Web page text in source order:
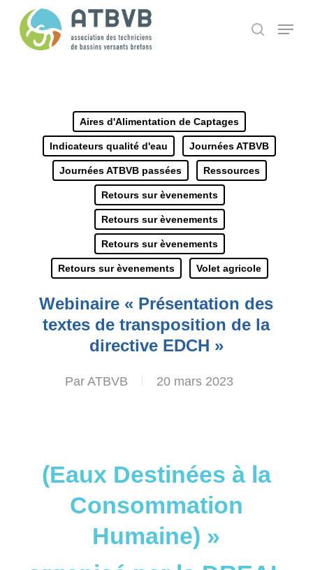
search
Menu
Aires d'Alimentation de Captages
Indicateurs qualité d'eau Journées ATBVB
Journées ATBVB passées Ressources
Retours sur èvenements
Retours sur èvenements
Retours sur èvenements
Retours sur èvenements Volet agricole
Webinaire « Présentation des
textes de transposition de la
directive EDCH »
Par ATBVB 20 mars 2023
(Eaux Destinées à la
Consommation
Humaine) »
Panneau de gestion des cookies